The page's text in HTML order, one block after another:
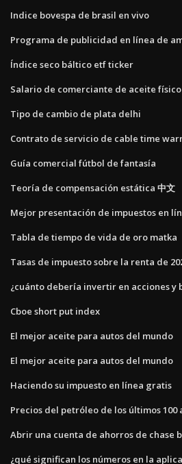
Indice bovespa de brasil en vivo
Programa de publicidad en línea de
Índice seco báltico etf ticker
Salario de comerciante de aceite físico
Tipo de cambio de plata delhi
Contrato de servicio de cable time
Guía comercial fútbol de fantasía
Teoría de compensación estática 中文
Mejor presentación de impuestos en
Tabla de tiempo de vida de oro matka
Tasas de impuesto sobre la renta de
¿cuánto debería invertir en acciones y
Cboe short put index
El mejor aceite para autos del mundo
El mejor aceite para autos del mundo
Haciendo su impuesto en línea gratis
Precios del petróleo de los últimos 100
Abrir una cuenta de ahorros de chase
¿qué significan los números en la